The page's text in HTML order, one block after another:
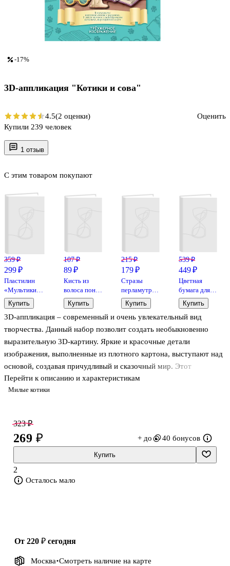
1 отзыв
Милые котики
3D-аппликация – современный и очень увлекательный вид
творчества. Данный набор позволит создать необыкновенно
выразительную 3D-картину. Яркие и красочные детали
изображения, выполненные из плотного картона, выступают над
основой, создавая причудливый и сказочный мир. Этот
удивительный 3D-эффект возникает благодаря использованию
объёмного двустороннего скотча. Готовое изделие смотрится
Перейти к описанию и характеристикам
С этим товаром покупают
359 ₽
299 ₽
Пластилин
«Мультики»,
12 цветов,
240 г,
ГАММА
Купить
107 ₽
89 ₽
Кисть из
волоса пони,
круглая, № 4
Купить
215 ₽
179 ₽
Стразы
перламутровые
Микс цветов,
24х10см,
диаметр 1 см
Купить
539 ₽
449 ₽
Цветная
бумага для
оригами и
аппликаций,
21х21 см,
двусторонняя,
Остров
Сокровищ
Купить
-17%
3D-аппликация "Котики и сова"
4.5(2 оценки)
Оценить
Купили 239 человек
323 ₽
269 ₽ + до 40 бонусов
Купить
2
Осталось мало
от 220 ₽ сегодня
Москва Смотреть наличие на карте